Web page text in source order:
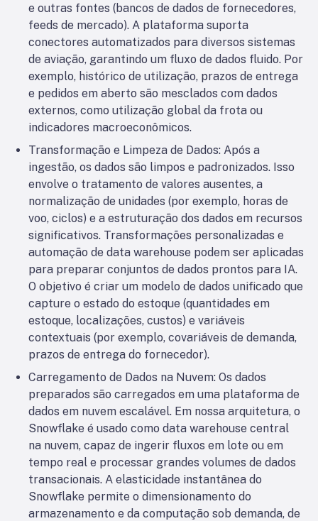
e outras fontes (bancos de dados de fornecedores,
feeds de mercado). A plataforma suporta
conectores automatizados para diversos sistemas
de aviação, garantindo um fluxo de dados fluido. Por
exemplo, histórico de utilização, prazos de entrega
e pedidos em aberto são mesclados com dados
externos, como utilização global da frota ou
indicadores macroeconômicos.
Transformação e Limpeza de Dados: Após a
ingestão, os dados são limpos e padronizados. Isso
envolve o tratamento de valores ausentes, a
normalização de unidades (por exemplo, horas de
voo, ciclos) e a estruturação dos dados em recursos
significativos. Transformações personalizadas e
automação de data warehouse podem ser aplicadas
para preparar conjuntos de dados prontos para IA.
O objetivo é criar um modelo de dados unificado que
capture o estado do estoque (quantidades em
estoque, localizações, custos) e variáveis
contextuais (por exemplo, covariáveis de demanda,
prazos de entrega do fornecedor).
Carregamento de Dados na Nuvem: Os dados
preparados são carregados em uma plataforma de
dados em nuvem escalável. Em nossa arquitetura, o
Snowflake é usado como data warehouse central
na nuvem, capaz de ingerir fluxos em lote ou em
tempo real e processar grandes volumes de dados
transacionais. A elasticidade instantânea do
Snowflake permite o dimensionamento do
armazenamento e da computação sob demanda, de